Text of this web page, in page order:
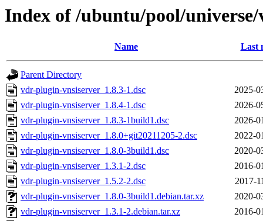
Index of /ubuntu/pool/
Name Last
Parent Directory
vdr-plugin-vnsiserver_1.8.3-1.dsc
2025-
vdr-plugin-vnsiserver_1.8.4-1.dsc
2026-
vdr-plugin-vnsiserver_1.8.3-1build1.dsc
2026-
vdr-plugin-vnsiserver_1.8.0+git20211205-2.dsc
2022-
vdr-plugin-vnsiserver_1.8.0-3build1.dsc
2020-
vdr-plugin-vnsiserver_1.3.1-2.dsc
2016-
vdr-plugin-vnsiserver_1.5.2-2.dsc
2017-
vdr-plugin-vnsiserver_1.8.0-3build1.debian.tar.xz
2020-
vdr-plugin-vnsiserver_1.3.1-2.debian.tar.xz
2016-